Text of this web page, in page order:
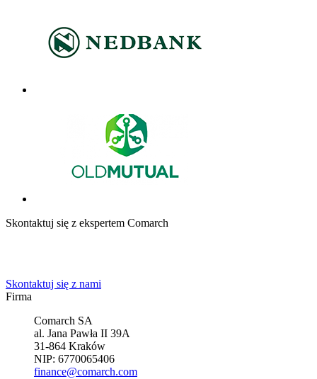
Skontaktuj się z ekspertem Comarch
Skontaktuj się z nami
Firma
Comarch SA
al. Jana Pawła II 39A
31-864 Kraków
NIP: 6770065406
finance@comarch.com